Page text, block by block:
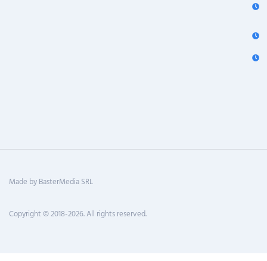
Made by BasterMedia SRL
Copyright © 2018-2026. All rights reserved.